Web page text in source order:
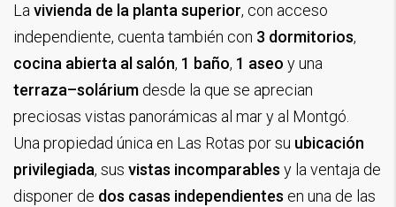
Lavivienda de la planta superior, con acceso
independiente, cuenta también con 3 dormitorios,
cocina abierta al salón, 1 baño, 1 aseo y una
terraza–solárium desde la que se aprecian
preciosas vistas panorámicas al mar y al Montgó.
Una propiedad única en Las Rotas por su ubicación
privilegiada, sus vistas incomparables y la ventaja de
disponer de dos casas independientes en una de las